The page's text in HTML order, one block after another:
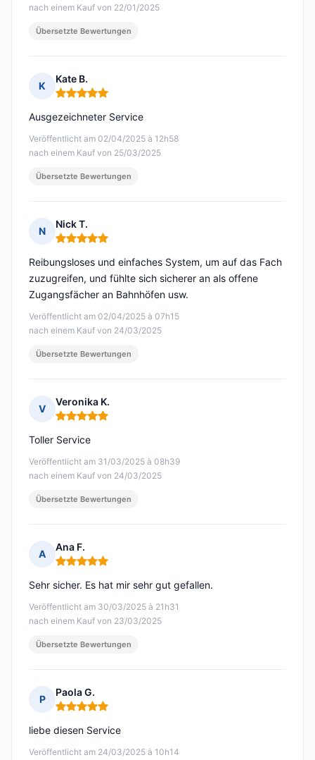
nach einem Kauf von 22/01/2025
Übersetzte Bewertungen
K
Kate B.
Hinweis: 5 von 5
Veröffentlicht am 02/04/2025 à 12h58
nach einem Kauf von 25/03/2025
Ausgezeichneter Service
Übersetzte Bewertungen
N
Nick T.
Hinweis: 5 von 5
Veröffentlicht am 02/04/2025 à 07h15
nach einem Kauf von 24/03/2025
Reibungsloses und einfaches System, um auf das Fach
zuzugreifen, und fühlte sich sicherer an als offene
Zugangsfächer an Bahnhöfen usw.
Übersetzte Bewertungen
V
Veronika K.
Hinweis: 5 von 5
Veröffentlicht am 31/03/2025 à 08h39
nach einem Kauf von 24/03/2025
Toller Service
Übersetzte Bewertungen
A
Ana F.
Hinweis: 5 von 5
Veröffentlicht am 30/03/2025 à 21h31
nach einem Kauf von 23/03/2025
Sehr sicher. Es hat mir sehr gut gefallen.
Übersetzte Bewertungen
P
Paola G.
Hinweis: 5 von 5
Veröffentlicht am 24/03/2025 à 10h14
liebe diesen Service